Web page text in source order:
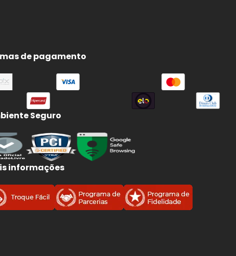
de pagamento
Seguro
informações